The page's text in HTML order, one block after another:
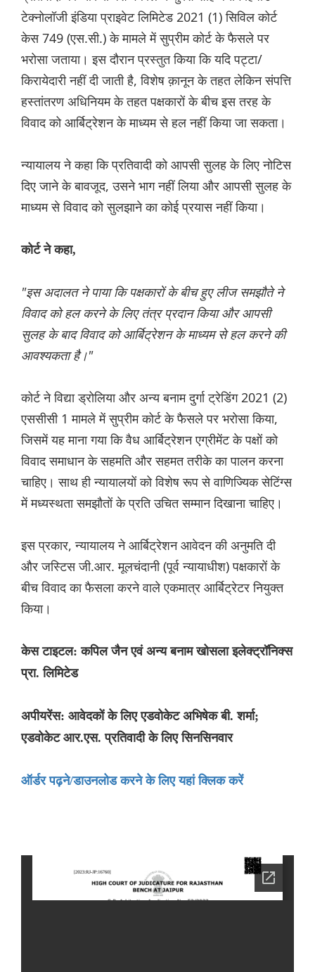
टेक्नोलॉजी इंडिया प्राइवेट लिमिटेड 2021 (1) सिविल कोर्ट
केस 749 (एस.सी.) के मामले में सुप्रीम कोर्ट के फैसले पर
भरोसा जताया। इस दौरान प्रस्तुत किया कि यदि पट्टा/
किरायेदारी नहीं दी जाती है, विशेष क़ानून के तहत लेकिन संपत्ति
हस्तांतरण अधिनियम के तहत पक्षकारों के बीच इस तरह के
विवाद को आर्बिट्रेशन के माध्यम से हल नहीं किया जा सकता।
न्यायालय ने कहा कि प्रतिवादी को आपसी सुलह के लिए नोटिस
दिए जाने के बावजूद, उसने भाग नहीं लिया और आपसी सुलह के
माध्यम से विवाद को सुलझाने का कोई प्रयास नहीं किया।
कोर्ट ने कहा,
"इस अदालत ने पाया कि पक्षकारों के बीच हुए लीज समझौते ने
विवाद को हल करने के लिए तंत्र प्रदान किया और आपसी
सुलह के बाद विवाद को आर्बिट्रेशन के माध्यम से हल करने की
आवश्यकता है।"
कोर्ट ने विद्या ड्रोलिया और अन्य बनाम दुर्गा ट्रेडिंग 2021 (2)
एससीसी 1 मामले में सुप्रीम कोर्ट के फैसले पर भरोसा किया,
जिसमें यह माना गया कि वैध आर्बिट्रेशन एग्रीमेंट के पक्षों को
विवाद समाधान के सहमति और सहमत तरीके का पालन करना
चाहिए। साथ ही न्यायालयों को विशेष रूप से वाणिज्यिक सेटिंग्स
में मध्यस्थता समझौतों के प्रति उचित सम्मान दिखाना चाहिए।
इस प्रकार, न्यायालय ने आर्बिट्रेशन आवेदन की अनुमति दी
और जस्टिस जी.आर. मूलचंदानी (पूर्व न्यायाधीश) पक्षकारों के
बीच विवाद का फैसला करने वाले एकमात्र आर्बिट्रेटर नियुक्त
किया।
केस टाइटल: कपिल जैन एवं अन्य बनाम खोसला इलेक्ट्रॉनिक्स
प्रा. लिमिटेड
अपीयरेंस: आवेदकों के लिए एडवोकेट अभिषेक बी. शर्मा;
एडवोकेट आर.एस. प्रतिवादी के लिए सिनसिनवार
ऑर्डर पढ़ने/डाउनलोड करने के लिए यहां क्लिक करें